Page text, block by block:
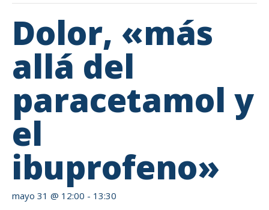
Dolor, «más
allá del
paracetamol y
el
ibuprofeno»
mayo 31 @ 12:00 - 13:30